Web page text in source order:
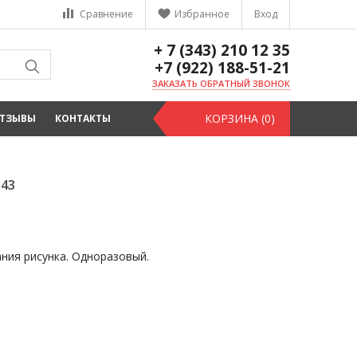
Вход
Избранное
Сравнение
+ 7 (343) 210 12 35
+7 (922) 188-51-21
ЗАКАЗАТЬ ОБРАТНЫЙ ЗВОНОК
КОНТАКТЫ КОРЗИНА (0)
рисунка. Одноразовый.